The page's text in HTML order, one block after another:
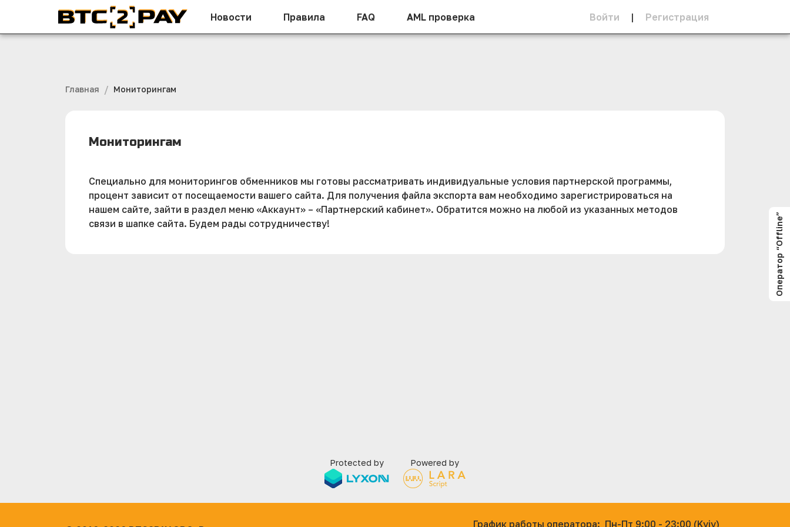
Новости Правила FAQ AML проверка Войти | Регистрация
Главная / Мониторингам
Мониторингам
Специально для мониторингов обменников мы готовы рассматривать индивидуальные условия партнерской программы,
процент зависит от посещаемости вашего сайта. Для получения файла экспорта вам необходимо зарегистрироваться на
нашем сайте, зайти в раздел меню «Аккаунт» – «Партнерский кабинет». Обратится можно на любой из указанных методов
связи в шапке сайта. Будем рады сотрудничеству!
Protected by Powered by
График работы оператора: Пн-Пт 9:00 - 23:00 (Kyiv)
Оператор “Offline”